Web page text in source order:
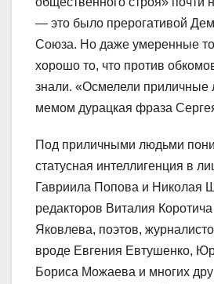
— это было прерогативой
Союза. Но даже умеренные
хорошо то, что против
знали. «Осмелели
мемом дурацкая фраза
Под приличными людьми
статусная интеллигенция в
Гавриила Попова и Николая
редакторов Виталия
Яковлева, поэтов,
вроде Евгения Евтушенко,
Бориса Можаева и многих